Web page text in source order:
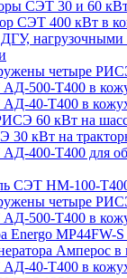
СЭТ 30 и 60
СЭТ 400 кВт в
четыре
500-Т400 в
40-Т400 в
60 кВт на
30 кВт на
400-Т400 для
СЭТ НМ-100-
четыре
500-Т400 в
Energo MP44FW-
Амперос в
40-Т400 в